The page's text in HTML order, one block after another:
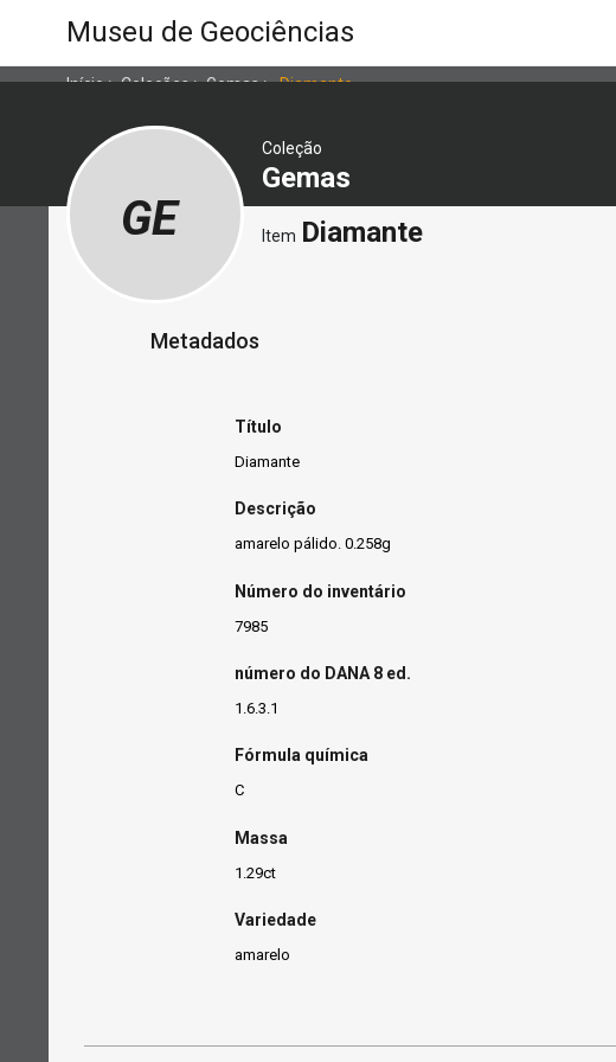
Museu de Geociências
Início>Coleções>Gemas>Diamante
Coleção
Gemas
GE Item Diamante
Metadados
Título
Diamante
Descrição
amarelo pálido. 0.258g
Número do inventário
7985
número do DANA 8 ed.
1.6.3.1
Fórmula química
C
Massa
1.29ct
Variedade
amarelo